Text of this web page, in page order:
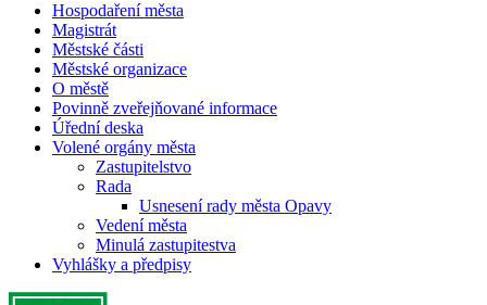
Hospodaření města
Magistrát
Městské části
Městské organizace
O městě
Povinně zveřejňované informace
Úřední deska
Volené orgány města
Zastupitelstvo
Rada
Usnesení rady města Opavy
Vedení města
Minulá zastupitestva
Vyhlášky a předpisy